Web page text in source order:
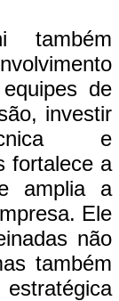
também
de
investir
e
fortalece a
amplia a
Ele
não
também